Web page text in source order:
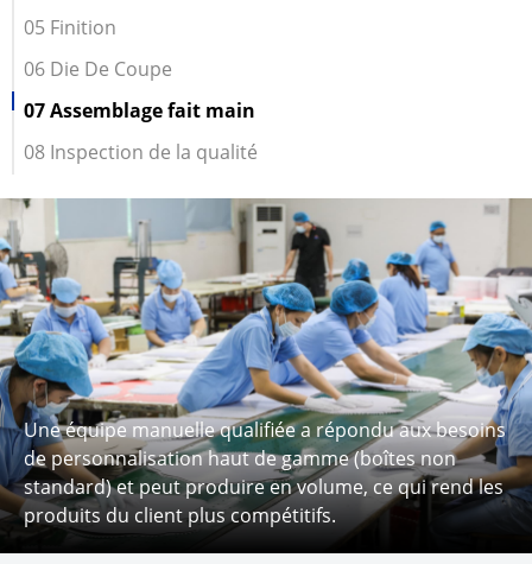
05 Finition
06 Die De Coupe
07 Assemblage fait main
08 Inspection de la qualité
Une équipe manuelle qualifiée a répondu aux besoins
de personnalisation haut de gamme (boîtes non
standard) et peut produire en volume, ce qui rend les
produits du client plus compétitifs.